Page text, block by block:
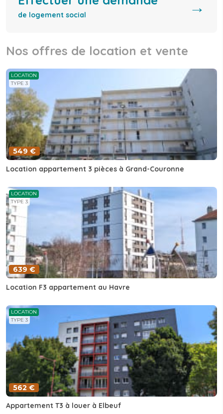
de logement social →
Nos offres de location et vente
LOCATION
TYPE 3
549 €
Location appartement 3 pièces à Grand-Couronne
LOCATION
TYPE 3
639 €
Location F3 appartement au Havre
LOCATION
TYPE 3
562 €
Appartement T3 à louer à Elbeuf